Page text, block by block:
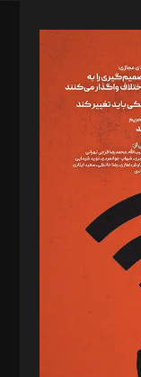
سروش کرمیان،
فائزه فتحی